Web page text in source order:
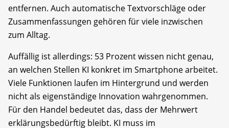
entfernen. Auch automatische Textvorschläge oder
Zusammenfassungen gehören für viele inzwischen
zum Alltag.
Auffällig ist allerdings: 53 Prozent wissen nicht genau,
an welchen Stellen KI konkret im Smartphone arbeitet.
Viele Funktionen laufen im Hintergrund und werden
nicht als eigenständige Innovation wahrgenommen.
Für den Handel bedeutet das, dass der Mehrwert
erklärungsbedürftig bleibt. KI muss im